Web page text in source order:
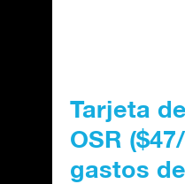
Tarjeta
OSR
gastos